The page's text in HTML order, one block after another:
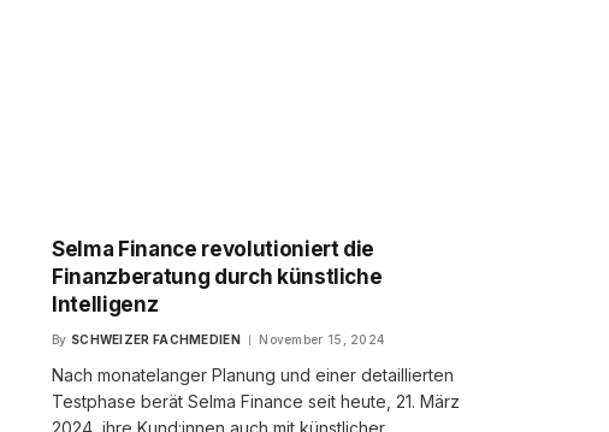
Selma Finance revolutioniert die
Finanzberatung durch künstliche
Intelligenz
By SCHWEIZER FACHMEDIEN November 15, 2024
Nach monatelanger Planung und einer detaillierten
Testphase berät Selma Finance seit heute, 21. März
2024, ihre Kund:innen auch mit künstlicher…